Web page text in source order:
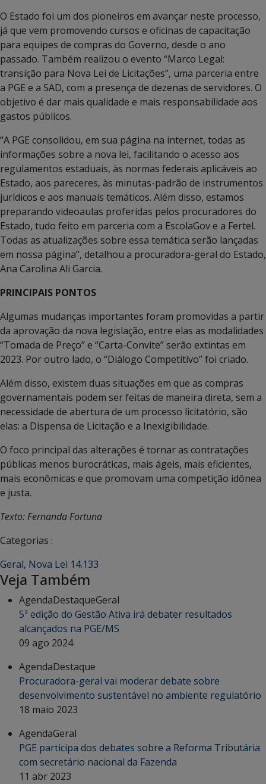
O Estado foi um dos pioneiros em avançar neste processo,
já que vem promovendo cursos e oficinas de capacitação
para equipes de compras do Governo, desde o ano
passado. Também realizou o evento “Marco Legal:
transição para Nova Lei de Licitações”, uma parceria entre
a PGE e a SAD, com a presença de dezenas de servidores. O
objetivo é dar mais qualidade e mais responsabilidade aos
gastos públicos.
“A PGE consolidou, em sua página na internet, todas as
informações sobre a nova lei, facilitando o acesso aos
regulamentos estaduais, às normas federais aplicáveis ao
Estado, aos pareceres, às minutas-padrão de instrumentos
jurídicos e aos manuais temáticos. Além disso, estamos
preparando videoaulas proferidas pelos procuradores do
Estado, tudo feito em parceria com a EscolaGov e a Fertel.
Todas as atualizações sobre essa temática serão lançadas
em nossa página”, detalhou a procuradora-geral do Estado,
Ana Carolina Ali Garcia.
PRINCIPAIS PONTOS
Algumas mudanças importantes foram promovidas a partir
da aprovação da nova legislação, entre elas as modalidades
“Tomada de Preço” e “Carta-Convite” serão extintas em
2023. Por outro lado, o “Diálogo Competitivo” foi criado.
Além disso, existem duas situações em que as compras
governamentais podem ser feitas de maneira direta, sem a
necessidade de abertura de um processo licitatório, são
elas: a Dispensa de Licitação e a Inexigibilidade.
O foco principal das alterações é tornar as contratações
públicas menos burocráticas, mais ágeis, mais eficientes,
mais econômicas e que promovam uma competição idônea
e justa.
Texto: Fernanda Fortuna
Categorias :
Geral, Nova Lei 14.133
Veja Também
AgendaDestaqueGeral
5ª edição do Gestão Ativa irá debater resultados
alcançados na PGE/MS
09 ago 2024
AgendaDestaque
Procuradora-geral vai moderar debate sobre
desenvolvimento sustentável no ambiente regulatório
18 maio 2023
AgendaGeral
PGE participa dos debates sobre a Reforma Tributária
com secretário nacional da Fazenda
11 abr 2023